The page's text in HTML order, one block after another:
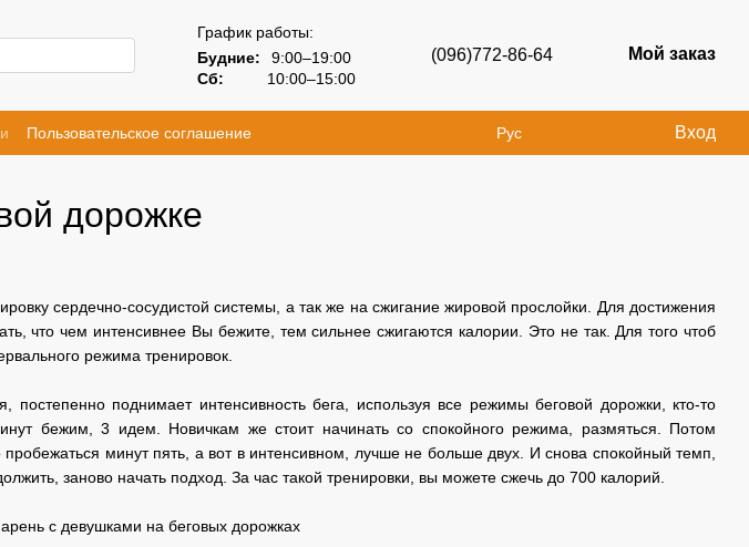
График работы:
Будние:
9:00–19:00
Сб:
10:00–15:00
(096)772-86-64 Мой заказ
Пользовательское соглашение
Рус Вход
дорожке
сердечно-сосудистой системы, а так же на сжигание жировой прослойки. Для достижения
что чем интенсивнее Вы бежите, тем сильнее сжигаются калории. Это не так. Для того чтоб
режима тренировок.
постепенно поднимает интенсивность бега, используя все режимы беговой дорожки, кто-то
бежим, 3 идем. Новичкам же стоит начинать со спокойного режима, размяться. Потом
минут пять, а вот в интенсивном, лучше не больше двух. И снова спокойный темп,
заново начать подход. За час такой тренировки, вы можете сжечь до 700 калорий.